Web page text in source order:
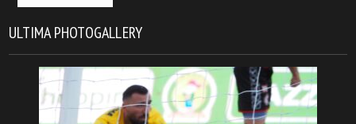
ULTIMA PHOTOGALLERY